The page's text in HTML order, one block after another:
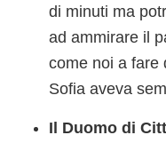
di minuti ma
ad ammirare il
come noi a fare
Sofia aveva
Il Duomo di